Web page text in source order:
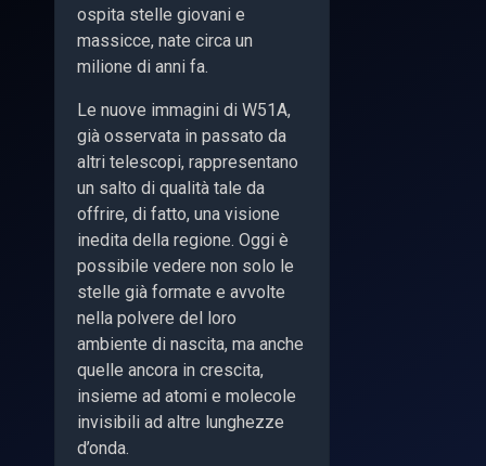
ospita stelle giovani e
massicce, nate circa un
milione di anni fa.
Le nuove immagini di W51A,
già osservata in passato da
altri telescopi, rappresentano
un salto di qualità tale da
offrire, di fatto, una visione
inedita della regione. Oggi è
possibile vedere non solo le
stelle già formate e avvolte
nella polvere del loro
ambiente di nascita, ma anche
quelle ancora in crescita,
insieme ad atomi e molecole
invisibili ad altre lunghezze
d’onda.